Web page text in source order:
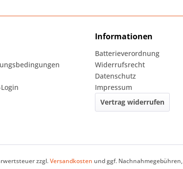
Informationen
Batterieverordnung
Widerrufsrecht
Datenschutz
Impressum
Vertrag widerrufen
zzgl.Versandkosten und ggf.